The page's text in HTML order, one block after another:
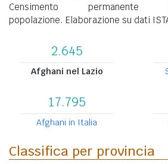
Censimento permanente
popolazione. Elaborazione su dati
2.645
Afghani nel Lazio
17.795
Afghani in Italia
Classifica per provincia